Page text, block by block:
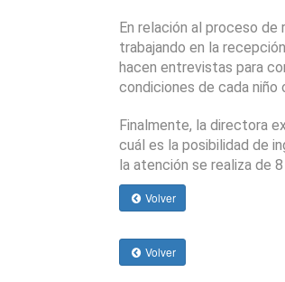
En relación al proceso de
trabajando en la
hacen entrevistas para
condiciones de cada niño
Finalmente, la directora
cuál es la posibilidad de
la atención se realiza de
Volver
Volver